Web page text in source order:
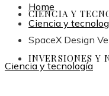
CIENCIA Y
INVERSIONES Y
Home
Ciencia y
SpaceX Design
Ciencia y tecnología